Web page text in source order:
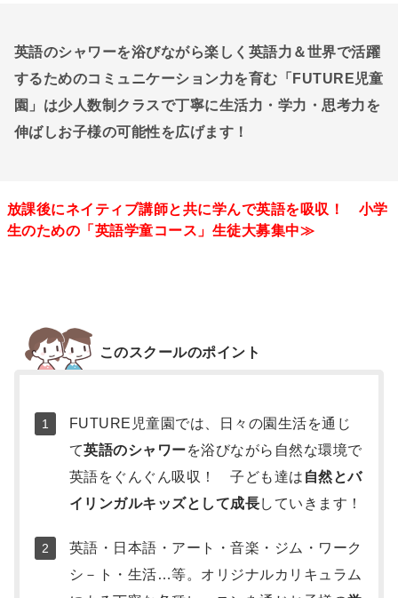
英語のシャワーを浴びながら楽しく英語力＆世界で活躍
するためのコミュニケーション力を育む「FUTURE児童
園」は少人数制クラスで丁寧に生活力・学力・思考力を
伸ばしお子様の可能性を広げます！
放課後にネイティブ講師と共に学んで英語を吸収！ 小学
生のための「英語学童コース」生徒大募集中≫
足
このスクールのポイント
FUTURE児童園では、日々の園生活を通じ
て英語のシャワーを浴びながら自然な環境で
英語をぐんぐん吸収！ 子ども達は 自然とバ
イリンガルキッズとして成長していきます！
英語・日本語・アート・音楽・ジム・ワーク
シ－ト・生活…等。オリジナルカリキュラム